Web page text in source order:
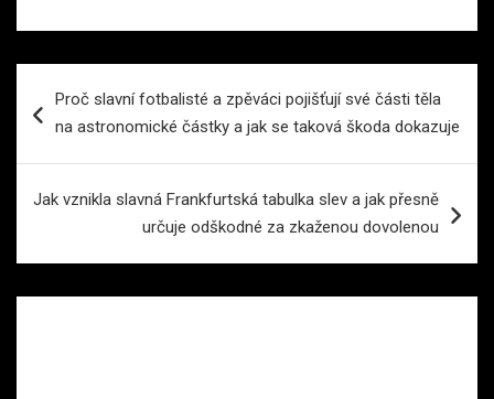
proProč slavní fotbalisté a zpěváci pojišťují své části těla
na astronomické částky a jak se taková škoda dokazuje
Jak vznikla slavná Frankfurtská tabulka slev a jak přesně
určuje odškodné za zkaženou dovolenou